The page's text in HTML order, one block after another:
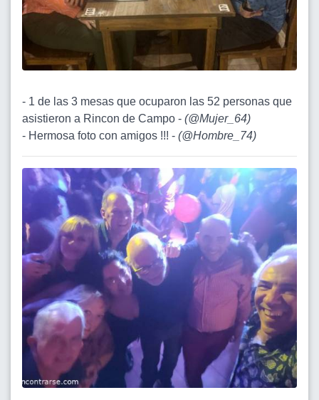
- 1 de las 3 mesas que ocuparon las 52 personas que
asistieron a Rincon de Campo - (@Mujer_64)
- Hermosa foto con amigos !!! - (@Hombre_74)